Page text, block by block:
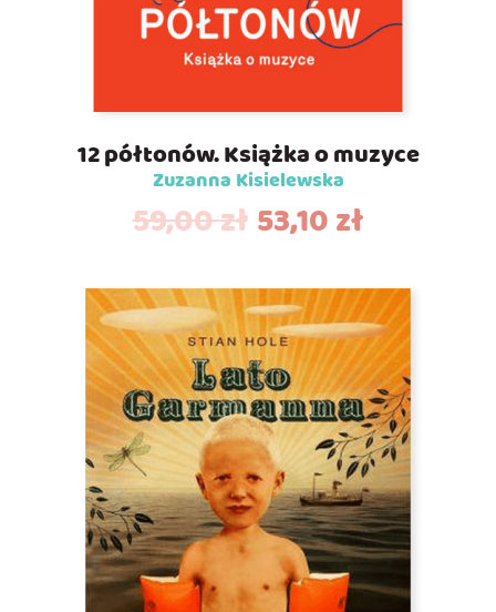
12 półtonów. Książka o muzyce
Zuzanna Kisielewska
59,00zł 53,10zł